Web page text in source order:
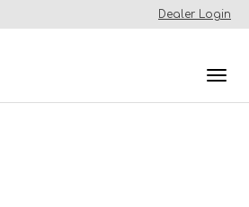
Dealer Login